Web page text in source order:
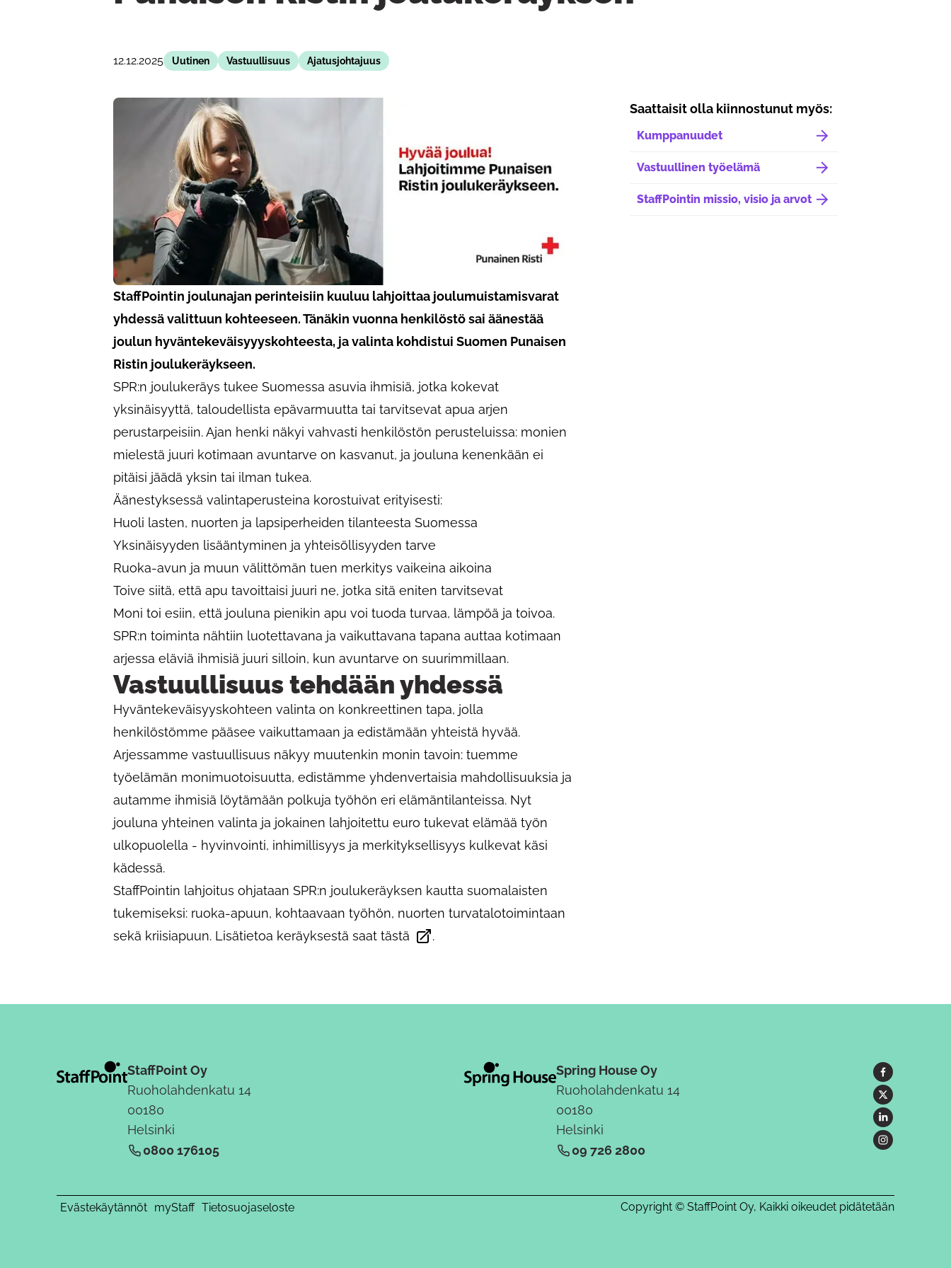
12.12.2025 Uutinen Vastuullisuus Ajatusjohtajuus
StaffPointin joulunajan perinteisiin kuuluu lahjoittaa joulumuistamisvarat
yhdessä valittuun kohteeseen. Tänäkin vuonna henkilöstö sai äänestää
joulun hyväntekeväisyyyskohteesta, ja valinta kohdistui Suomen Punaisen
Ristin joulukeräykseen.
SPR:n joulukeräys tukee Suomessa asuvia ihmisiä, jotka kokevat
yksinäisyyttä, taloudellista epävarmuutta tai tarvitsevat apua arjen
perustarpeisiin. Ajan henki näkyi vahvasti henkilöstön perusteluissa: monien
mielestä juuri kotimaan avuntarve on kasvanut, ja jouluna kenenkään ei
pitäisi jäädä yksin tai ilman tukea.
Äänestyksessä valintaperusteina korostuivat erityisesti:
Huoli lasten, nuorten ja lapsiperheiden tilanteesta Suomessa
Yksinäisyyden lisääntyminen ja yhteisöllisyyden tarve
Ruoka-avun ja muun välittömän tuen merkitys vaikeina aikoina
Toive siitä, että apu tavoittaisi juuri ne, jotka sitä eniten tarvitsevat
Moni toi esiin, että jouluna pienikin apu voi tuoda turvaa, lämpöä ja toivoa.
SPR:n toiminta nähtiin luotettavana ja vaikuttavana tapana auttaa kotimaan
arjessa eläviä ihmisiä juuri silloin, kun avuntarve on suurimmillaan.
Vastuullisuus tehdään yhdessä
Hyväntekeväisyyskohteen valinta on konkreettinen tapa, jolla
henkilöstömme pääsee vaikuttamaan ja edistämään yhteistä hyvää.
Arjessamme vastuullisuus näkyy muutenkin monin tavoin: tuemme
työelämän monimuotoisuutta, edistämme yhdenvertaisia mahdollisuuksia ja
autamme ihmisiä löytämään polkuja työhön eri elämäntilanteissa. Nyt
jouluna yhteinen valinta ja jokainen lahjoitettu euro tukevat elämää työn
ulkopuolella - hyvinvointi, inhimillisyys ja merkityksellisyys kulkevat käsi
kädessä.
StaffPointin lahjoitus ohjataan SPR:n joulukeräyksen kautta suomalaisten
tukemiseksi: ruoka-apuun, kohtaavaan työhön, nuorten turvatalotoimintaan
sekä kriisiapuun. Lisätietoa keräyksestä saat tästä
Avautuu uudessa välilehdessä
.
Saattaisit olla kiinnostunut myös:
Kumppanuudet
Vastuullinen työelämä
StaffPointin missio, visio ja arvot
StaffPoint Oy
Ruoholahdenkatu 14
00180
Helsinki
0800 176105
Spring House Oy
Ruoholahdenkatu 14
00180
Helsinki
09 726 2800
Evästekäytännöt myStaff Tietosuojaseloste Copyright © StaffPoint Oy, Kaikki oikeudet pidätetään